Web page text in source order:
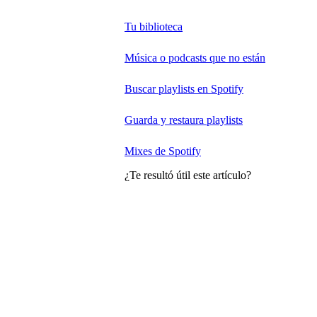
Tu biblioteca
Música o podcasts que no están
Buscar playlists en Spotify
Guarda y restaura playlists
Mixes de Spotify
¿Te resultó útil este artículo?